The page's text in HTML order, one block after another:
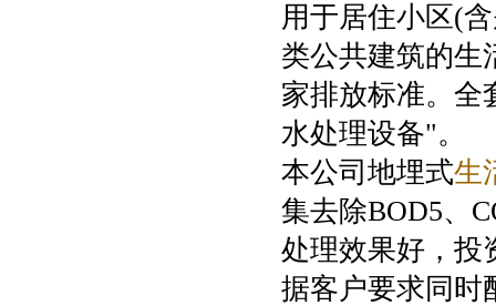
用于居住小区(
类公共建筑的生
家排放标准。全
水处理设备"。
本公司地埋式生
集去除BOD5、
处理效果好，投
据客户要求同时